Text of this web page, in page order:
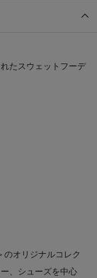
たスウェットフーデ
のオリジナルコレク
、シューズを中心